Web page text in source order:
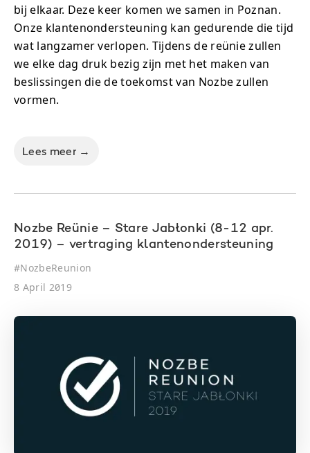
bij elkaar. Deze keer komen we samen in Poznan.
Onze klantenondersteuning kan gedurende die tijd
wat langzamer verlopen. Tijdens de reünie zullen
we elke dag druk bezig zijn met het maken van
beslissingen die de toekomst van Nozbe zullen
vormen.
Lees meer →
Nozbe Reünie – Stare Jabłonki (8-12 apr.
2019) – vertraging klantenondersteuning
#NozbeReunion
8 April 2019